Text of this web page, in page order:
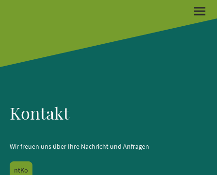
Kontakt
Wir freuen uns über Ihre Nachricht und Anfragen
ntKo